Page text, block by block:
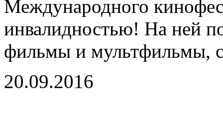
Международного
инвалидностью! На ней
фильмы и мультфильмы,
20.09.2016